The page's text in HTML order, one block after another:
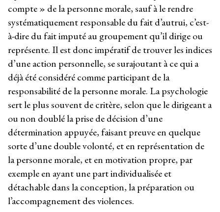
compte » de la personne morale, sauf à le rendre
systématiquement responsable du fait d’autrui, c’est-
à-dire du fait imputé au groupement qu’il dirige ou
représente. Il est donc impératif de trouver les indices
d’une action personnelle, se surajoutant à ce qui a
déjà été considéré comme participant de la
responsabilité de la personne morale. La psychologie
sert le plus souvent de critère, selon que le dirigeant a
ou non doublé la prise de décision d’une
détermination appuyée, faisant preuve en quelque
sorte d’une double volonté, et en représentation de
la personne morale, et en motivation propre, par
exemple en ayant une part individualisée et
détachable dans la conception, la préparation ou
l’accompagnement des violences.